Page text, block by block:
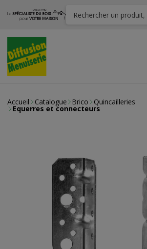
Accueil Catalogue Brico Quincailleries
Equerres et connecteurs